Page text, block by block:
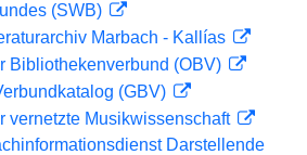
(SWB)
Marbach - Kallías
Bibliothekenverbund (OBV)
(GBV)
vernetzte Musikwissenschaft
Darstellende